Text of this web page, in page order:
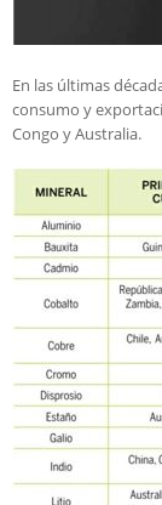
En las últimas
consumo y
Congo y Australia.